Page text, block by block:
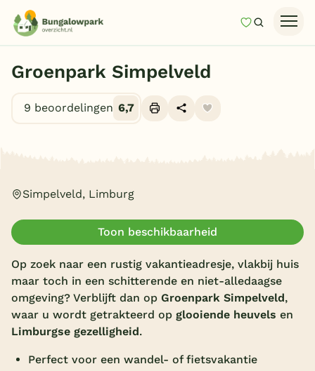
MijnZoeken
Last minutes
Top 12 aanbiedingen
Vakantiehuizen
Onze vakantiegidsen
Vakantieparken
Subtropisch zwembad
Overdekt zwembad
Wildwaterbaan
Groenpark Simpelveld
9 beoordelingen 6,7
Simpelveld, Limburg
Toon beschikbaarheid
Op zoek naar een rustig vakantieadresje, vlakbij huis
maar toch in een schitterende en niet-alledaagse
omgeving? Verblijft dan op Groenpark Simpelveld,
waar u wordt getrakteerd op glooiende heuvels en
Limburgse gezelligheid.
Perfect voor een wandel- of fietsvakantie